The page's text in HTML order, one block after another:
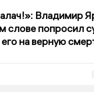
Владимир
слове попросил
на верную